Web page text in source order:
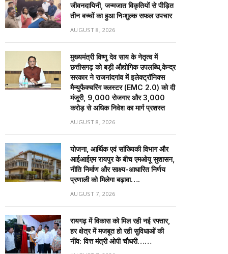
जीवनदायिनी, जन्मजात विकृतियों से पीड़ित
तीन बच्चों का हुआ निःशुल्क सफल उपचार
AUGUST 8, 2026
मुख्यमंत्री विष्णु देव साय के नेतृत्व में
छत्तीसगढ़ को बड़ी औद्योगिक उपलब्धि,केन्द्र
सरकार ने राजनांदगांव में इलेक्ट्रॉनिक्स
मैन्युफैक्चरिंग क्लस्टर (EMC 2.0) को दी
मंजूरी, 9,000 रोजगार और ₹3,000
करोड़ से अधिक निवेश का मार्ग प्रशस्त
AUGUST 8, 2026
योजना, आर्थिक एवं सांख्यिकी विभाग और
आईआईएम रायपुर के बीच एमओयू सुशासन,
नीति निर्माण और साक्ष्य-आधारित निर्णय
प्रणाली को मिलेगा बढ़ावा….
AUGUST 7, 2026
रायगढ़ में विकास को मिल रही नई रफ्तार,
हर क्षेत्र में मजबूत हो रही सुविधाओं की
नींव: वित्त मंत्री ओपी चौधरी……